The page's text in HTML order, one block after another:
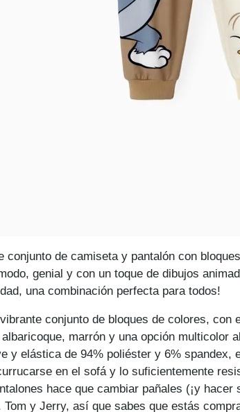
conjunto de camiseta y pantalón con
genial y con un toque de dibujos
una combinación perfecta para todos!
conjunto de bloques de colores,
marrón y una opción multicolor
y elástica de 94% poliéster y 6% spandex,
en el sofá y lo suficientemente
hace que cambiar pañales (¡y
y Jerry, así que sabes que estás